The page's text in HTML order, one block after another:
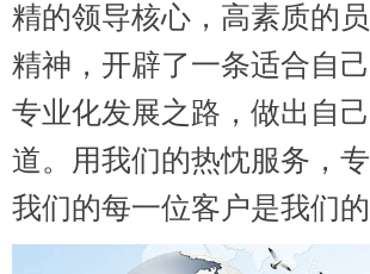
精的领导核心，高素质的
精神，开辟了一条适合自
专业化发展之路，做出自
道。用我们的热忱服务，
我们的每一位客户是我们的